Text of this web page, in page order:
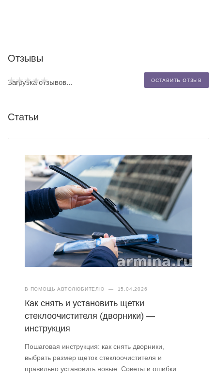
Отзывы
ОСТАВИТЬ ОТЗЫВ
Загрузка отзывов...
Статьи
В ПОМОЩЬ АВТОЛЮБИТЕЛЮ — 15.04.2026
Как снять и установить щетки
стеклоочистителя (дворники) —
инструкция
Пошаговая инструкция: как снять дворники,
выбрать размер щеток стеклоочистителя и
правильно установить новые. Советы и ошибки